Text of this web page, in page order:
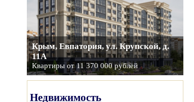
Крым, Евпатория, ул. Крупской, д.
11А
Квартиры от 11 370 000 рублей
Недвижимость